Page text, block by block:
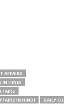
AFFAIRS
IN HINDI
IN HINDI
DAILY